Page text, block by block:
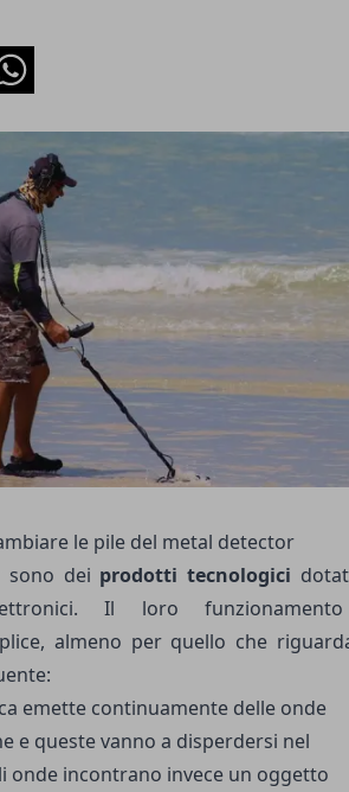
sono dei prodotti tecnologici
Il loro
almeno per quello che
emette continuamente delle onde
e queste vanno a disperdersi nel
onde incontrano invece un oggetto